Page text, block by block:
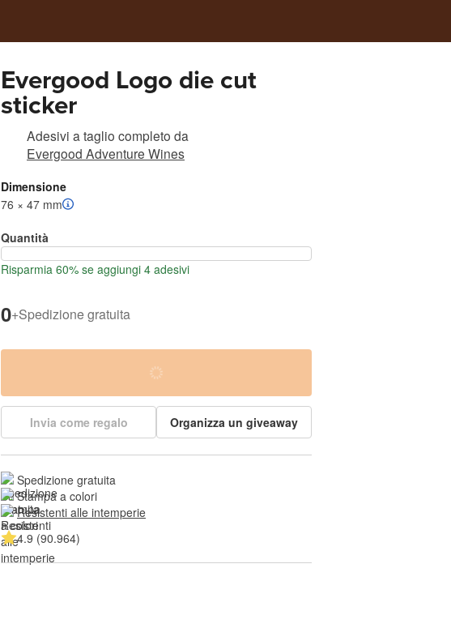
Evergood Logo die cut
sticker
Adesivi a taglio completo da
Evergood Adventure Wines
Dimensione
76 × 47 mm
Quantità
Risparmia 60% se aggiungi 4 adesivi
0+Spedizione gratuita
Invia come regalo Organizza un giveaway
Spedizione gratuita
Stampa a colori
Resistenti alle intemperie
4.9 (90.964)